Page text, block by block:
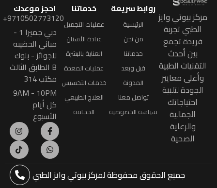
مركز بيوتي وايز
الطبي تجربة
فريدة تجمع
بين أحدث
التقنيات الطبية
وأعلى معايير
الجودة لتلبية
احتياجاتك
الجمالية
والرعاية
الصحية
روابط سريعة
الرئيسية
من نحن
خدماتنا
قبل وبعد
المدونة
تواصل معنا
سياسة الخصوصية
خدماتنا
عمليات التجميل
عيادة الأسنان
العناية بالبشرة
عمليات المعدة
خدمات التخسيس
العلاج الطبيعي
الحجامة
احجز موعدك
9710502773120+
دبي جميرا 1 -
مباني الحضيبه
للجوائز - بلوك
B الطابق الثالث
مكتب 314
9AM - 10PM
كل أيام
الأسبوع
جميع الحقوق محفوظةلمركز بيوتي وايز الطبي